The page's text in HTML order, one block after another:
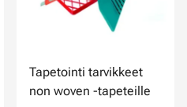
Tapetointi tarvikkeet
non woven -tapeteille